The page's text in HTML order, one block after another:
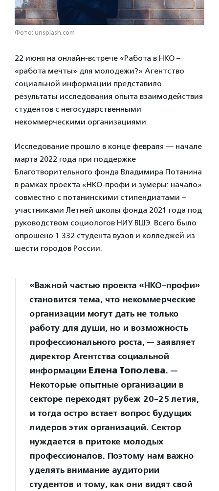
Фото: unsplash.com
22 июня на онлайн-встрече «Работа в НКО –
«работа мечты» для молодежи?» Агентство
социальной информации представило
результаты исследования опыта взаимодействия
студентов с негосударственными
некоммерческими организациями.
Исследование прошло в конце февраля — начале
марта 2022 года при поддержке
Благотворительного фонда Владимира Потанина
в рамках проекта «НКО-профи и зумеры: начало»
совместно с потанинскими стипендиатами –
участниками Летней школы фонда 2021 года под
руководством социологов НИУ ВШЭ. Всего было
опрошено 1 332 студента вузов и колледжей из
шести городов России.
«Важной частью проекта «НКО-профи»
становится тема, что некоммерческие
организации могут дать не только
работу для души, но и возможность
профессионального роста, — заявляет
директор Агентства социальной
информации Елена Тополева. —
Некоторые опытные организации в
секторе переходят рубеж 20-25 летия,
и тогда остро встает вопрос будущих
лидеров этих организаций. Сектор
нуждается в притоке молодых
профессионалов. Поэтому нам важно
уделять внимание аудитории
студентов и тому, как они видят свой